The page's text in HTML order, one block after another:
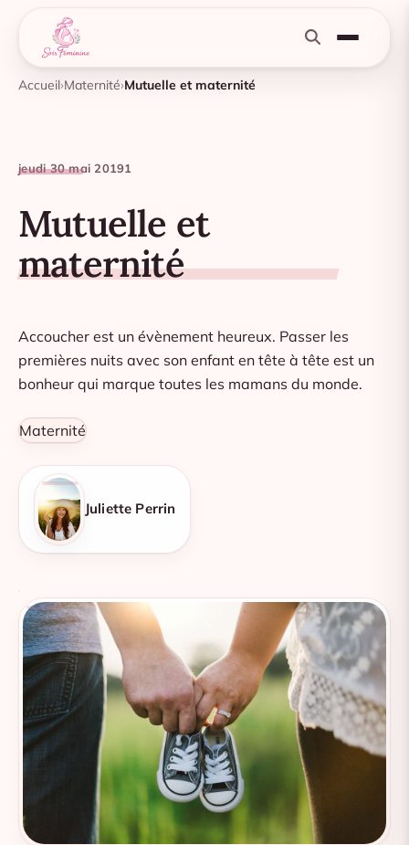
Accueil Maternité Mutuelle et maternité
jeudi 30 mai 20191
Mutuelle et
maternité
Accoucher est un évènement heureux. Passer les
premières nuits avec son enfant en tête à tête est un
bonheur qui marque toutes les mamans du monde.
Maternité
Juliette Perrin